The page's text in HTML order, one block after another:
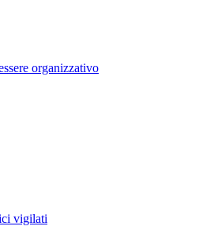
organizzativo
vigilati